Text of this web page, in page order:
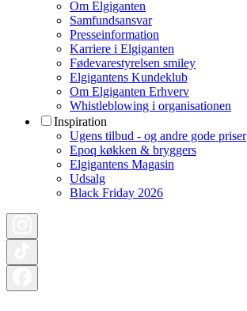
Om Elgiganten
Samfundsansvar
Presseinformation
Karriere i Elgiganten
Fødevarestyrelsen smiley
Elgigantens Kundeklub
Om Elgiganten Erhverv
Whistleblowing i organisationen
Inspiration
Ugens tilbud - og andre gode priser
Epoq køkken & bryggers
Elgigantens Magasin
Udsalg
Black Friday 2026